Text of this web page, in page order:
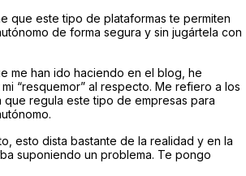
que este tipo de plataformas te permiten
de forma segura y sin jugártela con
me han ido haciendo en el blog, he
“resquemor” al respecto. Me refiero a los
que regula este tipo de empresas para
esto dista bastante de la realidad y en la
suponiendo un problema. Te pongo